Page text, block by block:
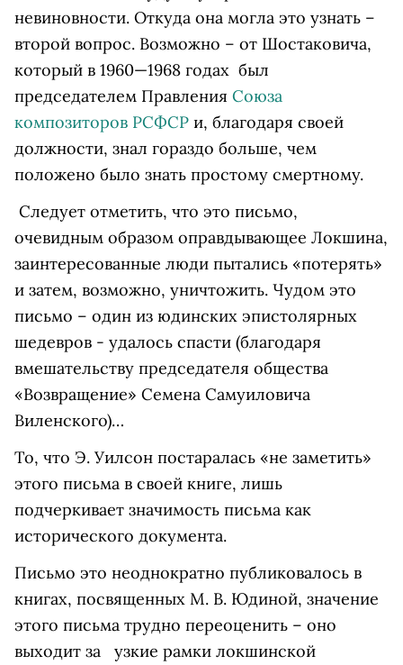
невиновности. Откуда она могла это узнать –
второй вопрос. Возможно – от Шостаковича,
который в 1960—1968 годах был
председателем Правления Союза
композиторов РСФСР и, благодаря своей
должности, знал гораздо больше, чем
положено было знать простому смертному.
Следует отметить, что это письмо,
очевидным образом оправдывающее Локшина,
заинтересованные люди пытались «потерять»
и затем, возможно, уничтожить. Чудом это
письмо – один из юдинских эпистолярных
шедевров - удалось спасти (благодаря
вмешательству председателя общества
«Возвращение» Семена Самуиловича
Виленского)…
То, что Э. Уилсон постаралась «не заметить»
этого письма в своей книге, лишь
подчеркивает значимость письма как
исторического документа.
Письмо это неоднократно публиковалось в
книгах, посвященных М. В. Юдиной, значение
этого письма трудно переоценить – оно
выходит за узкие рамки локшинской